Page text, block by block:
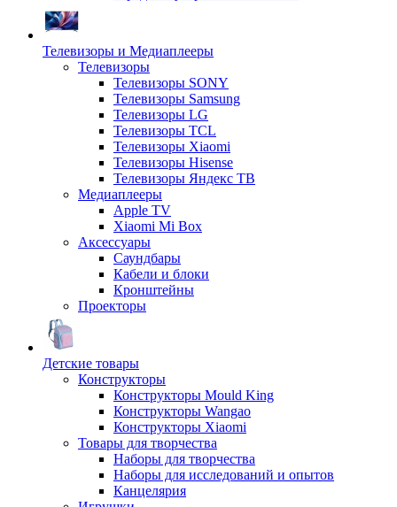
Телевизоры и Медиаплееры
Телевизоры
Телевизоры SONY
Телевизоры Samsung
Телевизоры LG
Телевизоры TCL
Телевизоры Xiaomi
Телевизоры Hisense
Телевизоры Яндекс ТВ
Медиаплееры
Apple TV
Xiaomi Mi Box
Аксессуары
Саундбары
Кабели и блоки
Кронштейны
Проекторы
Детские товары
Конструкторы
Конструкторы Mould King
Конструкторы Wangao
Конструкторы Xiaomi
Товары для творчества
Наборы для творчества
Наборы для исследований и опытов
Канцелярия